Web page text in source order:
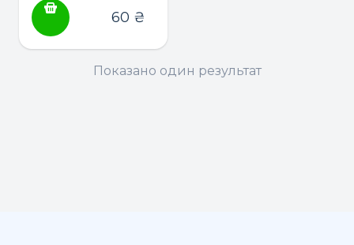
Склоприлад60 ₴
Показано один результат